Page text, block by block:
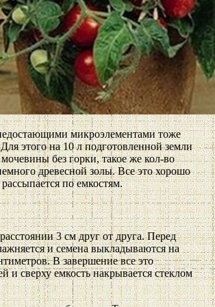
микроэлементами тоже
этого на 10 л подготовленной земли
мочевины без горки, такое же кол-во
древесной золы. Все это хорошо
по емкостям.
3 см друг от друга. Перед
и семена выкладываются на
В завершение все это
и сверху емкость накрывается стеклом